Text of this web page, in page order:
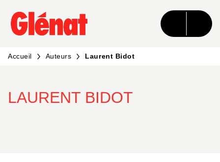
MENU RECHERCHE CONTENU
PIED DE PAGE
Accueil Auteurs Laurent Bidot
LAURENT BIDOT